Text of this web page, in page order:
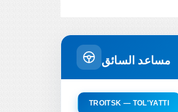
مساعد السائق
TROITSK — TOL'YATTI